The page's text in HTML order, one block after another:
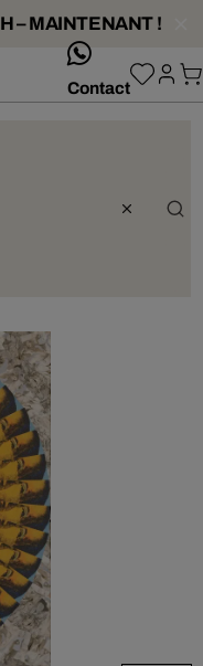
– MAINTENANT !
Contact